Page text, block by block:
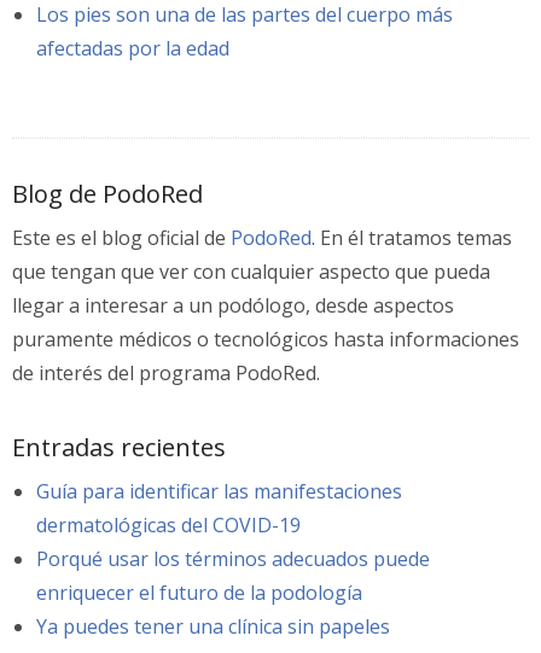
Los pies son una de las partes del cuerpo más
afectadas por la edad
Blog de PodoRed
Este es el blog oficial de PodoRed. En él tratamos temas
que tengan que ver con cualquier aspecto que pueda
llegar a interesar a un podólogo, desde aspectos
puramente médicos o tecnológicos hasta informaciones
de interés del programa PodoRed.
Entradas recientes
Guía para identificar las manifestaciones
dermatológicas del COVID-19
Porqué usar los términos adecuados puede
enriquecer el futuro de la podología
Ya puedes tener una clínica sin papeles